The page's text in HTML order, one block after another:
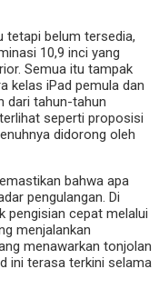
tetapi belum tersedia,
10,9 inci yang
Semua itu tampak
kelas iPad pemula dan
dari tahun-tahun
seperti proposisi
didorong oleh
bahwa apa
pengulangan. Di
pengisian cepat melalui
menjalankan
menawarkan tonjolan
ini terasa terkini selama